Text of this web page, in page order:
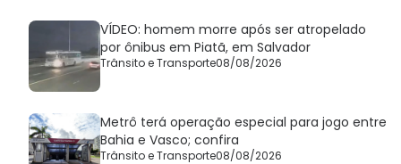
VÍDEO: homem morre após ser atropelado
por ônibus em Piatã, em Salvador
Trânsito e Transporte08/08/2026
Metrô terá operação especial para jogo entre
Bahia e Vasco; confira
Trânsito e Transporte08/08/2026